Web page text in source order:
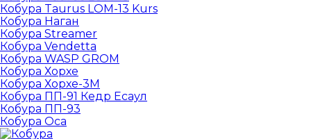
Кобура Taurus LOM-13 Kurs
Кобура Наган
Кобура Streamer
Кобура Vendetta
Кобура WASP GROM
Кобура Хорхе
Кобура Хорхе-3М
Кобура ПП-91 Кедр Есаул
Кобура ПП-93
Кобура Оса